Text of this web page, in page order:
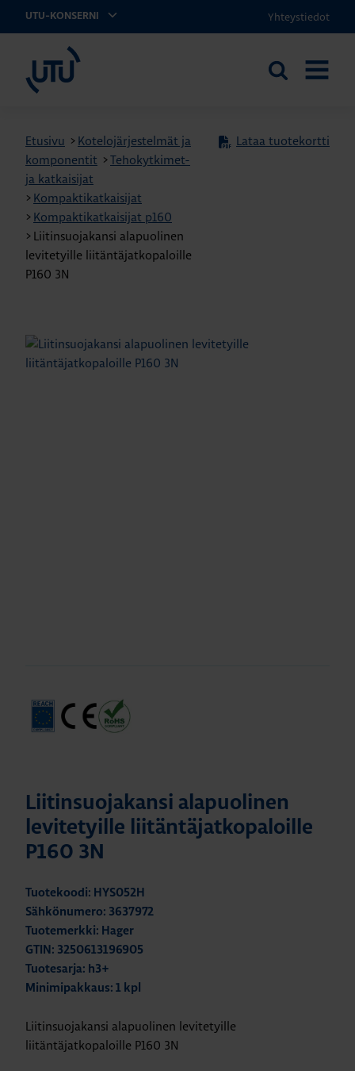
UTU-KONSERNI Yhteystiedot
Etsi
Etusivu > Kotelojärjestelmät ja
komponentit >Tehokytkimet-
ja katkaisijat
> Kompaktikatkaisijat
> Kompaktikatkaisijat p160
> Liitinsuojakansi alapuolinen
levitetyille liitäntäjatkopaloille
P160 3N
Lataa tuotekortti
Liitinsuojakansi alapuolinen
levitetyille liitäntäjatkopaloille
P160 3N
Tuotekoodi: HYS052H
Sähkönumero: 3637972
Tuotemerkki: Hager
GTIN: 3250613196905
Tuotesarja: h3+
Minimipakkaus: 1 kpl
Liitinsuojakansi alapuolinen levitetyille
liitäntäjatkopaloille P160 3N